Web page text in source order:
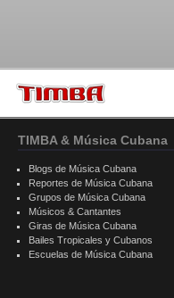
TIMBA & Música Cubana
Blogs de Música Cubana
Reportes de Música Cubana
Grupos de Música Cubana
Músicos & Cantantes
Giras de Música Cubana
Bailes Tropicales y Cubanos
Escuelas de Música Cubana